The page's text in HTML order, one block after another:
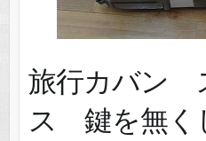
旅行カバン
ス 鍵を無